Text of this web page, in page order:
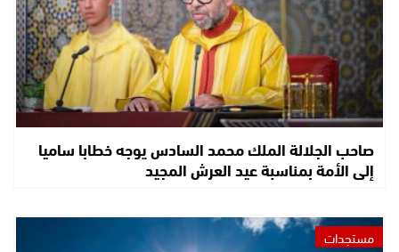
صاحب الجلالة الملك محمد السادس يوجه خطابا ساميا
إلى الأمة بمناسبة عيد العرش المجيد
مستجدات